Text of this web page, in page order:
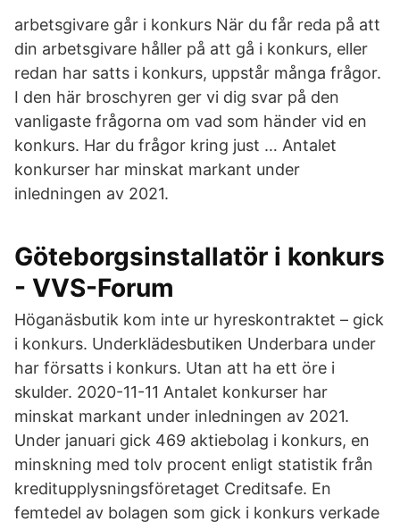
arbetsgivare går i konkurs När du får reda på att
din arbetsgivare håller på att gå i konkurs, eller
redan har satts i konkurs, uppstår många frågor.
I den här broschyren ger vi dig svar på den
vanligaste frågorna om vad som händer vid en
konkurs. Har du frågor kring just … Antalet
konkurser har minskat markant under
inledningen av 2021.
Göteborgsinstallatör i konkurs
- VVS-Forum
Höganäsbutik kom inte ur hyreskontraktet – gick
i konkurs. Underklädesbutiken Underbara under
har försatts i konkurs. Utan att ha ett öre i
skulder. 2020-11-11 Antalet konkurser har
minskat markant under inledningen av 2021.
Under januari gick 469 aktiebolag i konkurs, en
minskning med tolv procent enligt statistik från
kreditupplysningsföretaget Creditsafe. En
femtedel av bolagen som gick i konkurs verkade